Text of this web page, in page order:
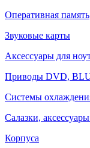
Оперативная память
Звуковые карты
Аксессуары для
Приводы DVD,
Системы
Салазки,
Корпуса